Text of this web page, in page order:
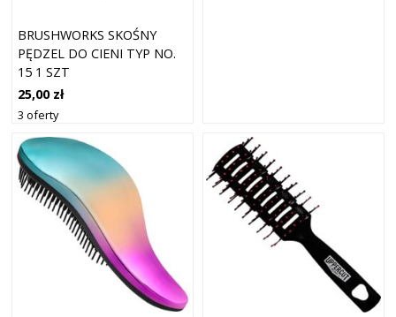
BRUSHWORKS SKOŚNY
PĘDZEL DO CIENI TYP NO.
15 1 SZT
25,00 zł
3 oferty